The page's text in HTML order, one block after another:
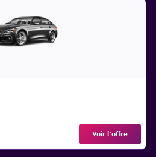
Voir l’offre